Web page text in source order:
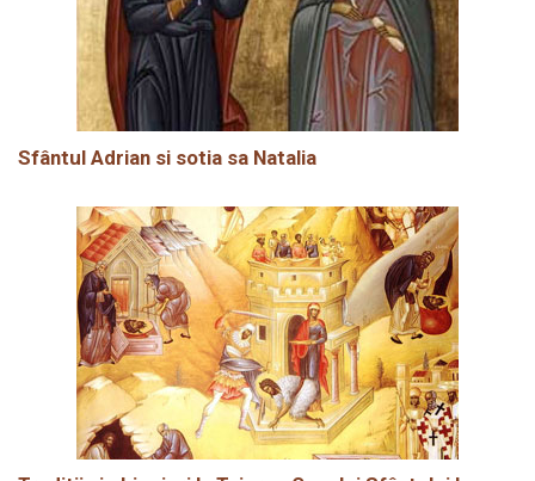
Sfântul Adrian si sotia sa Natalia